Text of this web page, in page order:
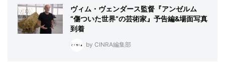
ヴィム・ヴェンダース監督『アンゼルム
“傷ついた世界”の芸術家』予告編&場面写真
到着
by CINRA編集部